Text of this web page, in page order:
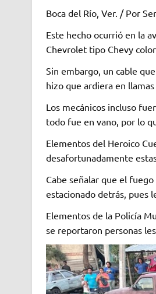
Boca del Río, Ver. / Por
Este hecho ocurrió en la
Chevrolet tipo Chevy
Sin embargo, un cable
hizo que ardiera en
Los mecánicos incluso
todo fue en vano, por lo
Elementos del Heroico
desafortunadamente
Cabe señalar que el
estacionado detrás, pues
Elementos de la Policía
se reportaron personas